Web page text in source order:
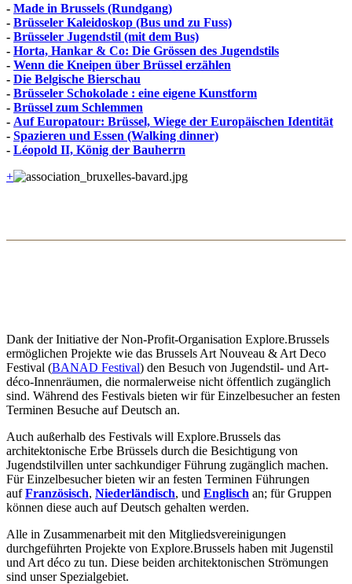
- Made in Brussels (Rundgang)
- Brüsseler Kaleidoskop (Bus und zu Fuss)
- Brüsseler Jugendstil (mit dem Bus)
- Horta, Hankar & Co: Die Grössen des Jugendstils
- Wenn die Kneipen über Brüssel erzählen
- Die Belgische Bierschau
- Brüsseler Schokolade : eine eigene Kunstform
- Brüssel zum Schlemmen
- Auf Europatour: Brüssel, Wiege der Europäischen Identität
- Spazieren und Essen (Walking dinner)
- Léopold II, König der Bauherrn
+
Dank der Initiative der Non-Profit-Organisation Explore.Brussels
ermöglichen Projekte wie das Brussels Art Nouveau & Art Deco
Festival (BANAD Festival) den Besuch von Jugendstil- und Art-
déco-Innenräumen, die normalerweise nicht öffentlich zugänglich
sind. Während des Festivals bieten wir für Einzelbesucher an festen
Terminen Besuche auf Deutsch an.
Auch außerhalb des Festivals will Explore.Brussels das
architektonische Erbe Brüssels durch die Besichtigung von
Jugendstilvillen unter sachkundiger Führung zugänglich machen.
Für Einzelbesucher bieten wir an festen Terminen Führungen
aufFranzösisch, Niederländisch, und Englisch an; für Gruppen
können diese auch auf Deutsch gehalten werden.
Alle in Zusammenarbeit mit den Mitgliedsvereinigungen
durchgeführten Projekte von Explore.Brussels haben mit Jugenstil
und Art déco zu tun. Diese beiden architektonischen Strömungen
sind unser Spezialgebiet.